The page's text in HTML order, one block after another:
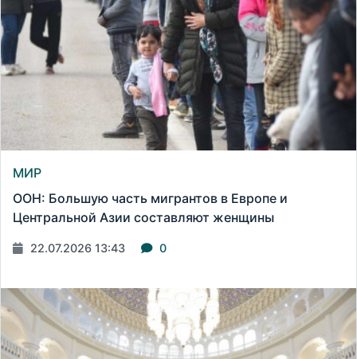
МИР
ООН: Большую часть мигрантов в Европе и
Центральной Азии составляют женщины
22.07.2026 13:43 0